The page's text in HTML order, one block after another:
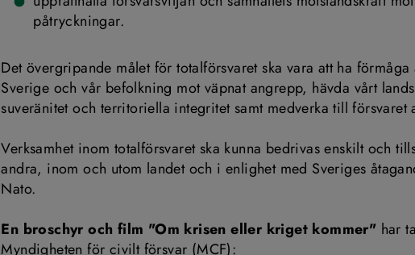
påtryckningar.
Det övergripande målet för totalförsvaret ska vara att ha förmåga
Sverige och vår befolkning mot väpnat angrepp, hävda vårt
suveränitet och territoriella integritet samt medverka till försvaret
Verksamhet inom totalförsvaret ska kunna bedrivas enskilt och
andra, inom och utom landet och i enlighet med Sveriges
Nato.
En broschyr och film "Om krisen eller kriget kommer" har
Myndigheten för civilt försvar (MCF):